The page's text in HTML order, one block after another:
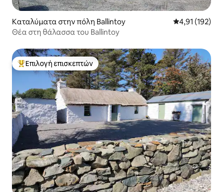
Καταλύματα στην πόλη Ballintoy Μέση
4,91 (192)
Θέα στη θάλασσα του Ballintoy
Κορυφαία επιλογή επισκεπτών
Επιλογή επισκεπτών